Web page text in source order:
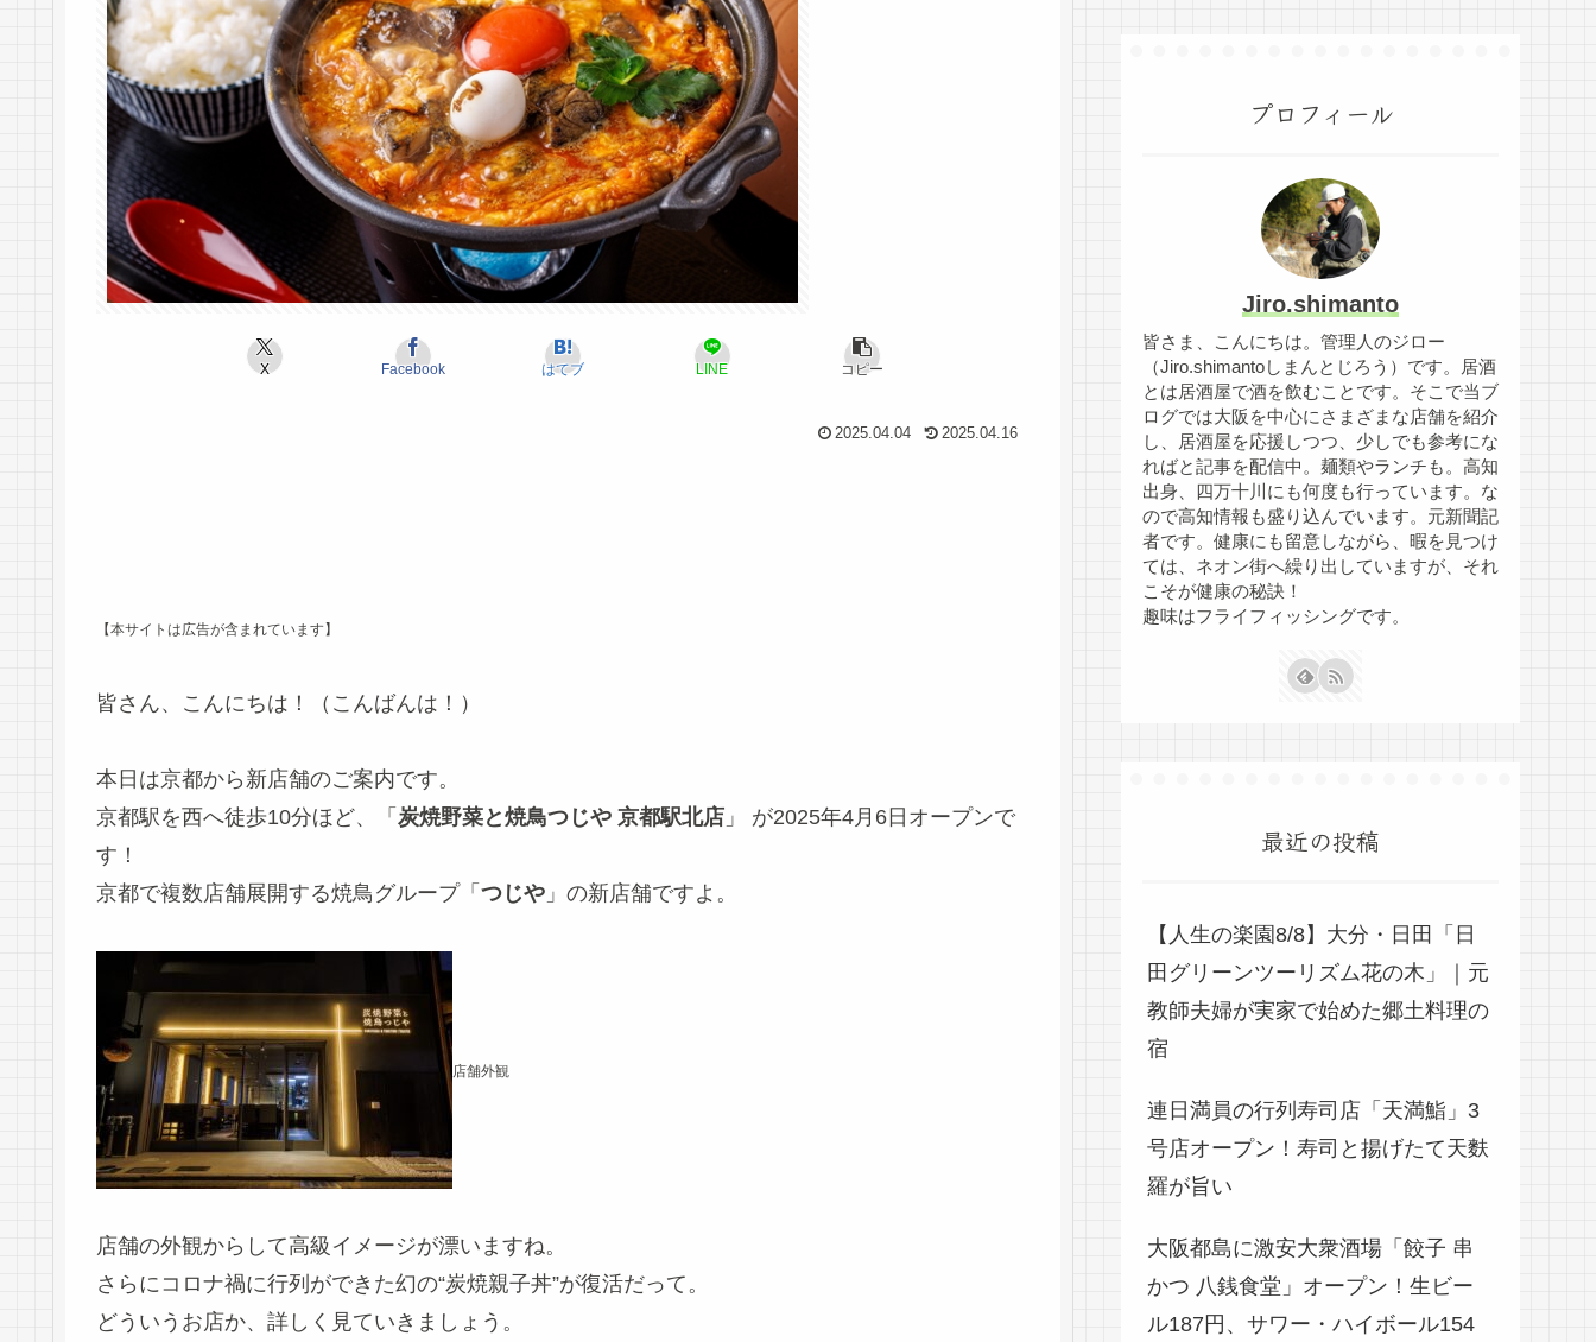
X Facebook はてブ LINE コピー
2025.04.04 2025.04.16
【本サイトは広告が含まれています】
皆さん、こんにちは！（こんばんは！）
本日は京都から新店舗のご案内です。
京都駅を西へ徒歩10分ほど、「 炭焼野菜と焼鳥つじや 京都駅北店 」 が2025年4月6日オープンで
す！
京都で複数店舗展開する焼鳥グループ「 つじや 」の新店舗ですよ。
店舗外観
店舗の外観からして高級イメージが漂いますね。
さらにコロナ禍に行列ができた幻の“炭焼親子丼”が復活だって。
どういうお店か、詳しく見ていきましょう。
プロフィール
Jiro.shimanto
皆さま、こんにちは。管理人のジロー
（Jiro.shimantoしまんとじろう）です。居酒
とは居酒屋で酒を飲むことです。そこで当ブ
ログでは大阪を中心にさまざまな店舗を紹介
し、居酒屋を応援しつつ、少しでも参考にな
ればと記事を配信中。麺類やランチも。高知
出身、四万十川にも何度も行っています。な
ので高知情報も盛り込んでいます。元新聞記
者です。健康にも留意しながら、暇を見つけ
ては、ネオン街へ繰り出していますが、それ
こそが健康の秘訣！
趣味はフライフィッシングです。
最近の投稿
【人生の楽園8/8】大分・日田「日
田グリーンツーリズム花の木」｜元
教師夫婦が実家で始めた郷土料理の
宿
連日満員の行列寿司店「天満鮨」3
号店オープン！寿司と揚げたて天麩
羅が旨い
大阪都島に激安大衆酒場「餃子 串
かつ 八銭食堂」オープン！生ビー
ル187円、サワー・ハイボール154